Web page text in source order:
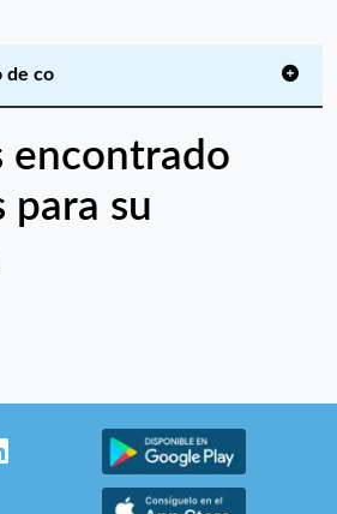
de co
encontrado
para su